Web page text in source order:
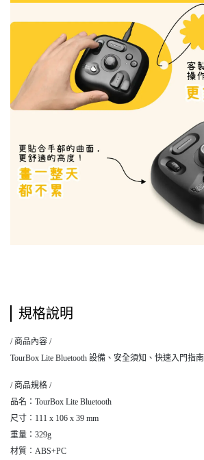
規格說明
/ 商品內容 /
TourBox Lite Bluetooth 設備、安全須知、快速入門指南
/ 商品規格 /
品名：TourBox Lite Bluetooth
尺寸：111 x 106 x 39 mm
重量：329g
材質：ABS+PC